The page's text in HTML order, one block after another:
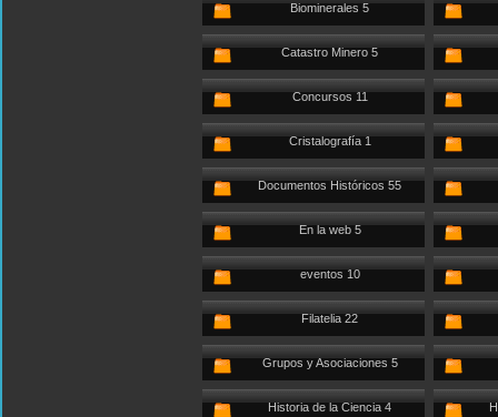
Biominerales 5
Catastro Minero 5
Concursos 11
Cristalografía 1
Documentos Históricos 55
En la web 5
eventos 10
Filatelia 22
Grupos y Asociaciones 5
Historia de la Ciencia 4